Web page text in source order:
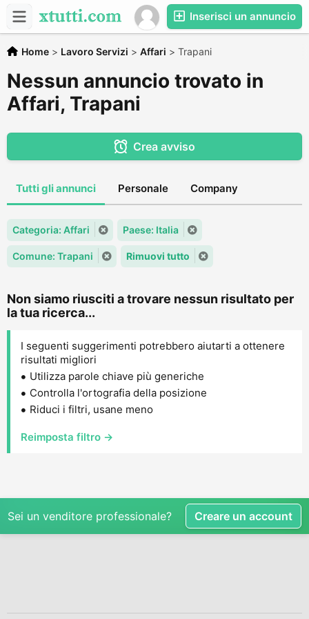
Inserisci un annuncio
Home > Lavoro Servizi > Affari > Trapani
Nessun annuncio trovato in
Affari, Trapani
Crea avviso
Tutti gli annunci Personale Company
Categoria: Affari Paese: Italia
Comune: Trapani Rimuovi tutto
Non siamo riusciti a trovare nessun risultato per
la tua ricerca...
I seguenti suggerimenti potrebbero aiutarti a ottenere
risultati migliori
Utilizza parole chiave più generiche
Controlla l'ortografia della posizione
Riduci i filtri, usane meno
Reimposta filtro →
Sei un venditore professionale? Creare un account